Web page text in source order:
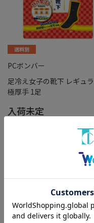
PCボンバー
足冷え女子の靴下 レギュ
極厚手 1足
入荷未定
スマートフォン